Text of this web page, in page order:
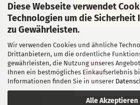
Diese Webseite verwendet
Technologien um die Sicherheit
zu Gewährleisten.
Wir verwenden Cookies und ähnliche
Drittanbietern, um die ordentliche
gewährleisten, die Nutzung unseres
Ihnen ein bestmögliches Einkaufserlebnis
Informationen finden Sie in unserer
Alle Akzeptieren